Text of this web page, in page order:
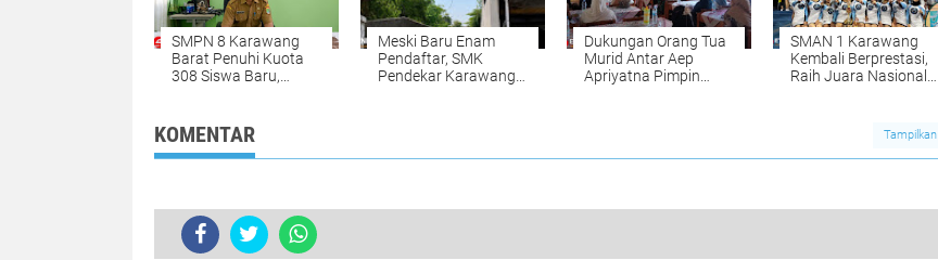
SMPN 8 Karawang
Barat Penuhi Kuota
308 Siswa Baru,
Meski Baru Enam
Pendaftar, SMK
Pendekar Karawang
Dukungan Orang Tua
Murid Antar Aep
Apriyatna Pimpin
SMAN 1 Karawang
Kembali Berprestasi,
Raih Juara Nasional
KOMENTAR Tampilkan
BERITA LAINNYA